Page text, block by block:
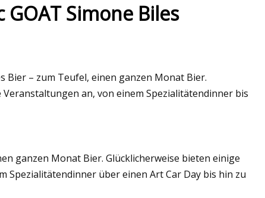
Simone Biles
– zum Teufel, einen ganzen Monat Bier.
an, von einem Spezialitätendinner bis
ganzen Monat Bier. Glücklicherweise bieten einige
über einen Art Car Day bis hin zu